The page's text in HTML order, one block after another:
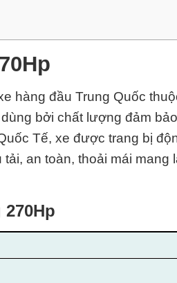
hàng đầu Trung Quốc
bởi chất lượng đảm
Tế, xe được trang bị
an toàn, thoải mái